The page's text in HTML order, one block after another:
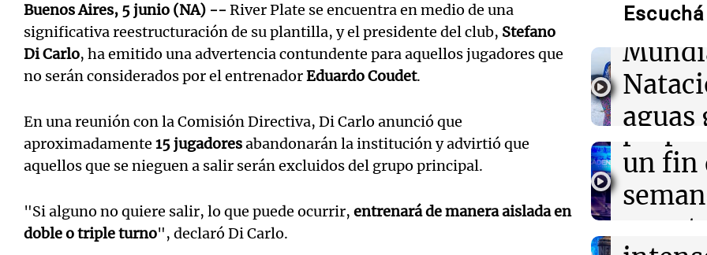
Buenos Aires, 5 junio (NA) -- River Plate se encuentra en medio de una
significativa reestructuración de su plantilla, y el presidente del club, Stefano
Di Carlo, ha emitido una advertencia contundente para aquellos jugadores que
no serán considerados por el entrenadorEduardo Coudet.
En una reunión con la Comisión Directiva, Di Carlo anunció que
aproximadamente 15 jugadoresabandonarán la institución y advirtió que
aquellos que se nieguen a salir serán excluidos del grupo principal.
"Si alguno no quiere salir, lo que puede ocurrir, entrenará de manera aislada en
doble o triple turno", declaró Di Carlo.
efectos en los
Clima en Salta:
tiempo este
Simone Biles
regresiva para
aguas
frente
Turno
Audio.
un fin
y
Audio.
Audio.